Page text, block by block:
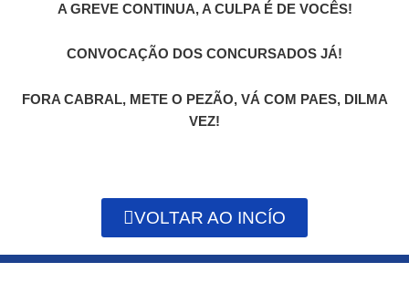
A GREVE CONTINUA, A CULPA É DE VOCÊS!
CONVOCAÇÃO DOS CONCURSADOS JÁ!
FORA CABRAL, METE O PEZÃO, VÁ COM PAES, DILMA
VEZ!
VOLTAR AO INCÍO